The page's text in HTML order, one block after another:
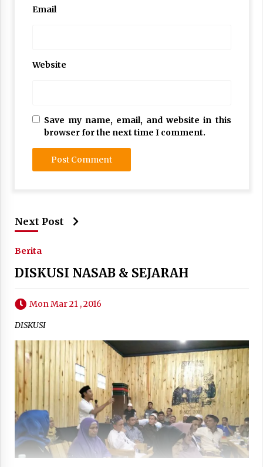
Email
Website
Save my name, email, and website in this
browser for the next time I comment.
Next Post
Berita
DISKUSI NASAB & SEJARAH
Mon Mar 21 , 2016
DISKUSI